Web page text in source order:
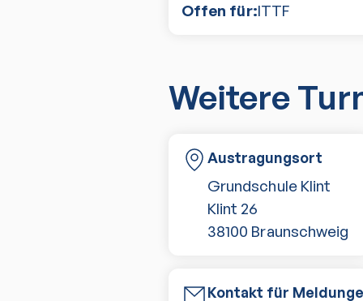
Offen für:ITTF
Weitere
Austragungsort
Grundschule Klint
Klint 26
38100 Braunschweig
Kontakt für